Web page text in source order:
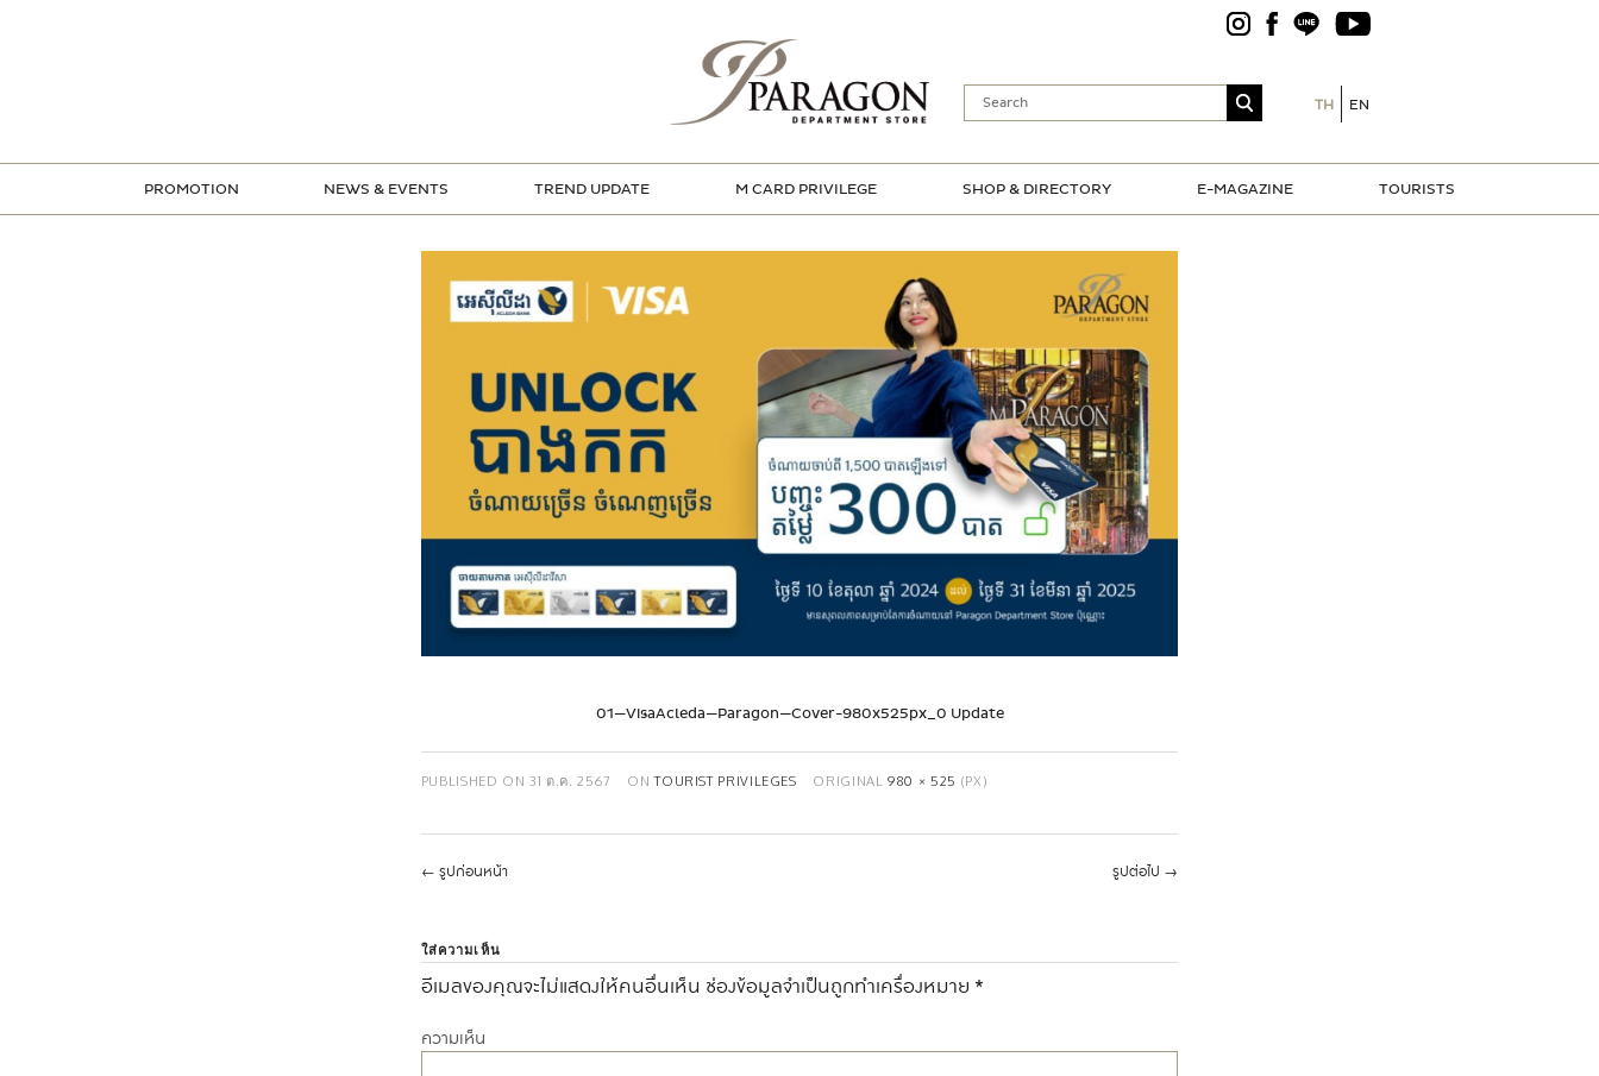
TH EN
PROMOTION NEWS & EVENTS TREND UPDATE M CARD PRIVILEGE SHOP & DIRECTORY E-MAGAZINE TOURISTS
01—VisaAcleda—Paragon—Cover-980x525px_0 Update
PUBLISHED ON 31 ต.ค. 2567 ONTOURIST PRIVILEGES ORIGINAL980 × 525 (PX)
← รูปก่อนหน้า รูปต่อไป →
ใส่ความเห็น
อีเมลของคุณจะไม่แสดงให้คนอื่นเห็น ช่องข้อมูลจำเป็นถูกทำเครื่องหมาย *
ความเห็น